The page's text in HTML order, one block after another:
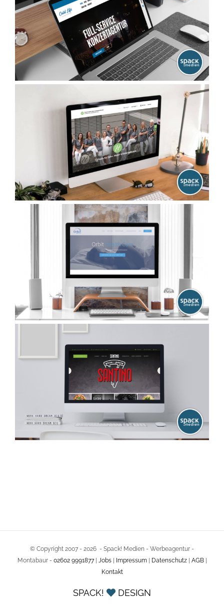
© Copyright 2007 - 2026 - Spack! Medien - Werbeagentur -
Montabaur - 02602 9991877| Jobs| Impressum| Datenschutz| AGB|
Kontakt
SPACK! DESIGN